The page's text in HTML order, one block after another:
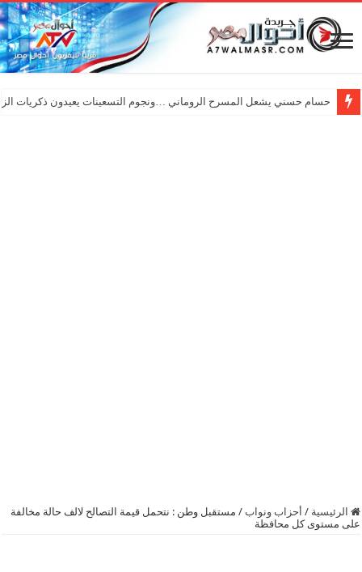
حسام حسني يشعل المسرح الروماني …ونجوم التسعينات يعيدون ذكريات
الرئيسية / أحزاب ونواب / مستقبل وطن : نتحمل قيمة التصالح لالف حالة مخالفة
على مستوى كل محافظة